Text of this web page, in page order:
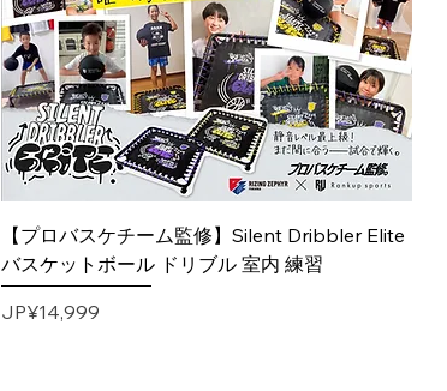
【プロバスケチーム監修】Silent Dribbler Elite
バスケットボール ドリブル 室内 練習
價格
JP¥14,999